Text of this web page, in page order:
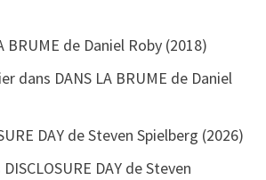
BRUME de Daniel Roby (2018)
dans DANS LA BRUME de Daniel
DAY de Steven Spielberg (2026)
DISCLOSURE DAY de Steven